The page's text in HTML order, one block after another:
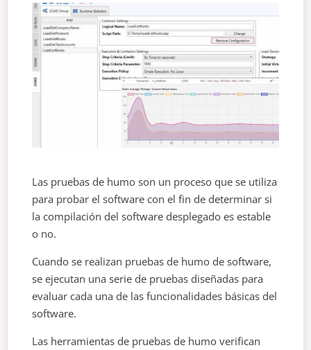
Las pruebas de humo son un proceso que se utiliza
para probar el software con el fin de determinar si
la compilación del software desplegado es estable
o no.
Cuando se realizan pruebas de humo de software,
se ejecutan una serie de pruebas diseñadas para
evaluar cada una de las funcionalidades básicas del
software.
Las herramientas de pruebas de humo verifican